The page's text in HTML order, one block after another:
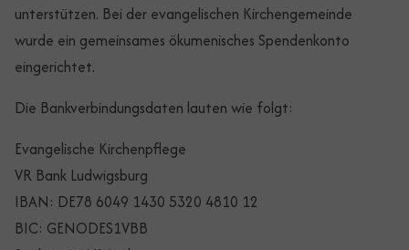
unterstützen. Bei der evangelischen Kirchengemeinde
wurde ein gemeinsames ökumenisches Spendenkonto
eingerichtet.
Die Bankverbindungsdaten lauten wie folgt:
Evangelische Kirchenpflege
VR Bank Ludwigsburg
IBAN: DE78 6049 1430 5320 4810 12
BIC: GENODES1VBB